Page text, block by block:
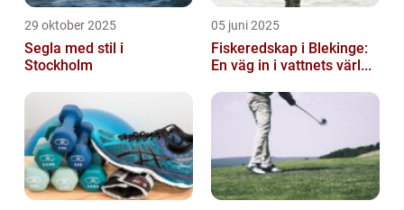
29 oktober 2025
Segla med stil i
Stockholm
05 juni 2025
Fiskeredskap i Blekinge:
En väg in i vattnets värl...